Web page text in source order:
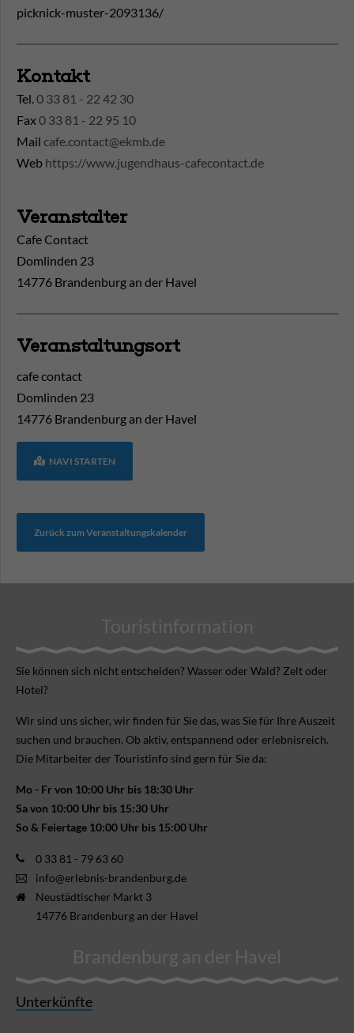
picknick-muster-2093136/
Kontakt
Tel.0 33 81 - 22 42 30
Fax0 33 81 - 22 95 10
Mail cafe.contact@ekmb.de
Web https://www.jugendhaus-cafecontact.de
Veranstalter
Cafe Contact
Domlinden 23
14776 Brandenburg an der Havel
Veranstaltungsort
cafe contact
Domlinden 23
14776 Brandenburg an der Havel
NAVI STARTEN
Zurück zum Veranstaltungskalender
Touristinformation
Sie können sich nicht ent­scheiden? Wasser oder Wald? Zelt oder
Hotel?
Wir sind uns sicher, wir finden für Sie das, was Sie für Ihre Aus­zeit
suchen und brauchen. Ob aktiv, ent­spannend oder erlebnis­reich.
Die Mitarbeiter der Touristinfo sind gern für Sie da:
Mo - Fr von 10:00 Uhr bis 18:30 Uhr
Sa von 10:00 Uhr bis 15:30 Uhr
So & Feiertage 10:00 Uhr bis 15:00 Uhr
0 33 81 - 79 63 60
info@erlebnis-brandenburg.de
Neustädtischer Markt 3
14776 Brandenburg an der Havel
Brandenburg an der Havel
Unterkünfte